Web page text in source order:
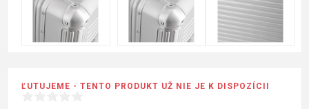
ĽUTUJEME - TENTO PRODUKT UŽ NIE JE K DISPOZÍCII